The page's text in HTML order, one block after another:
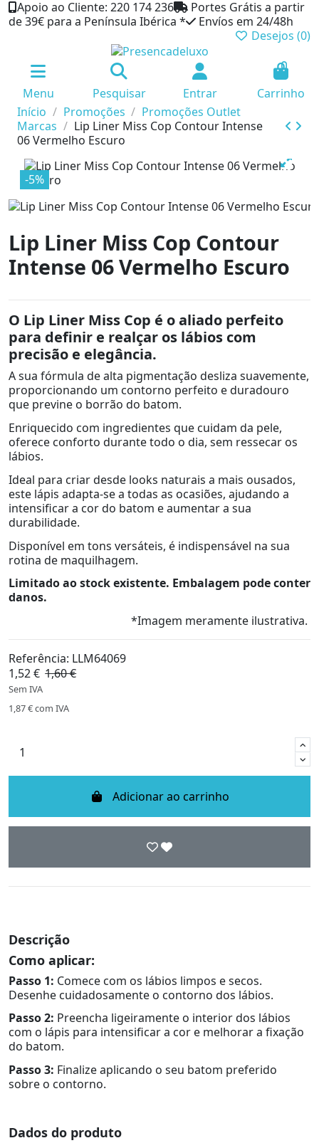
Apoio ao Cliente: 220 174 236
Portes Grátis a partir
de 39€ para a Península Ibérica *
Envíos em 24/48h
Desejos (0)
Menu Pesquisar Entrar
0
Carrinho
Início
Promoções
Promoções Outlet
Marcas
Lip Liner Miss Cop Contour Intense
06 Vermelho Escuro
-5%
Lip Liner Miss Cop Contour
Intense 06 Vermelho Escuro
O Lip Liner Miss Cop é o aliado perfeito
para definir e realçar os lábios com
precisão e elegância.
A sua fórmula de alta pigmentação desliza suavemente,
proporcionando um contorno perfeito e duradouro
que previne o borrão do batom.
Enriquecido com ingredientes que cuidam da pele,
oferece conforto durante todo o dia, sem ressecar os
lábios.
Ideal para criar desde looks naturais a mais ousados,
este lápis adapta-se a todas as ocasiões, ajudando a
intensificar a cor do batom e aumentar a sua
durabilidade.
Disponível em tons versáteis, é indispensável na sua
rotina de maquilhagem.
Limitado ao stock existente. Embalagem pode conter
danos.
*Imagem meramente ilustrativa.
Referência: LLM64069
1,52 € 1,60 €
Sem IVA
1,87 €com IVA
Adicionar ao carrinho
Descrição
Como aplicar:
Passo 1: Comece com os lábios limpos e secos.
Desenhe cuidadosamente o contorno dos lábios.
Passo 2: Preencha ligeiramente o interior dos lábios
com o lápis para intensificar a cor e melhorar a fixação
do batom.
Passo 3: Finalize aplicando o seu batom preferido
sobre o contorno.
Dados do produto